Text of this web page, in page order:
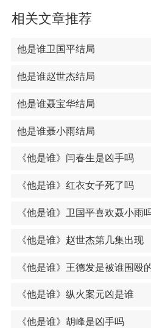
相关文章推荐
他是谁卫国平结局
他是谁赵世杰结局
他是谁聂宝华结局
他是谁聂小雨结局
《他是谁》闫春生是凶手吗
《他是谁》红衣女子死了吗
《他是谁》卫国平喜欢聂小雨
《他是谁》赵世杰第几集出现
《他是谁》王德发是被谁围殴
《他是谁》纵火案元凶是谁
《他是谁》胡峰是凶手吗